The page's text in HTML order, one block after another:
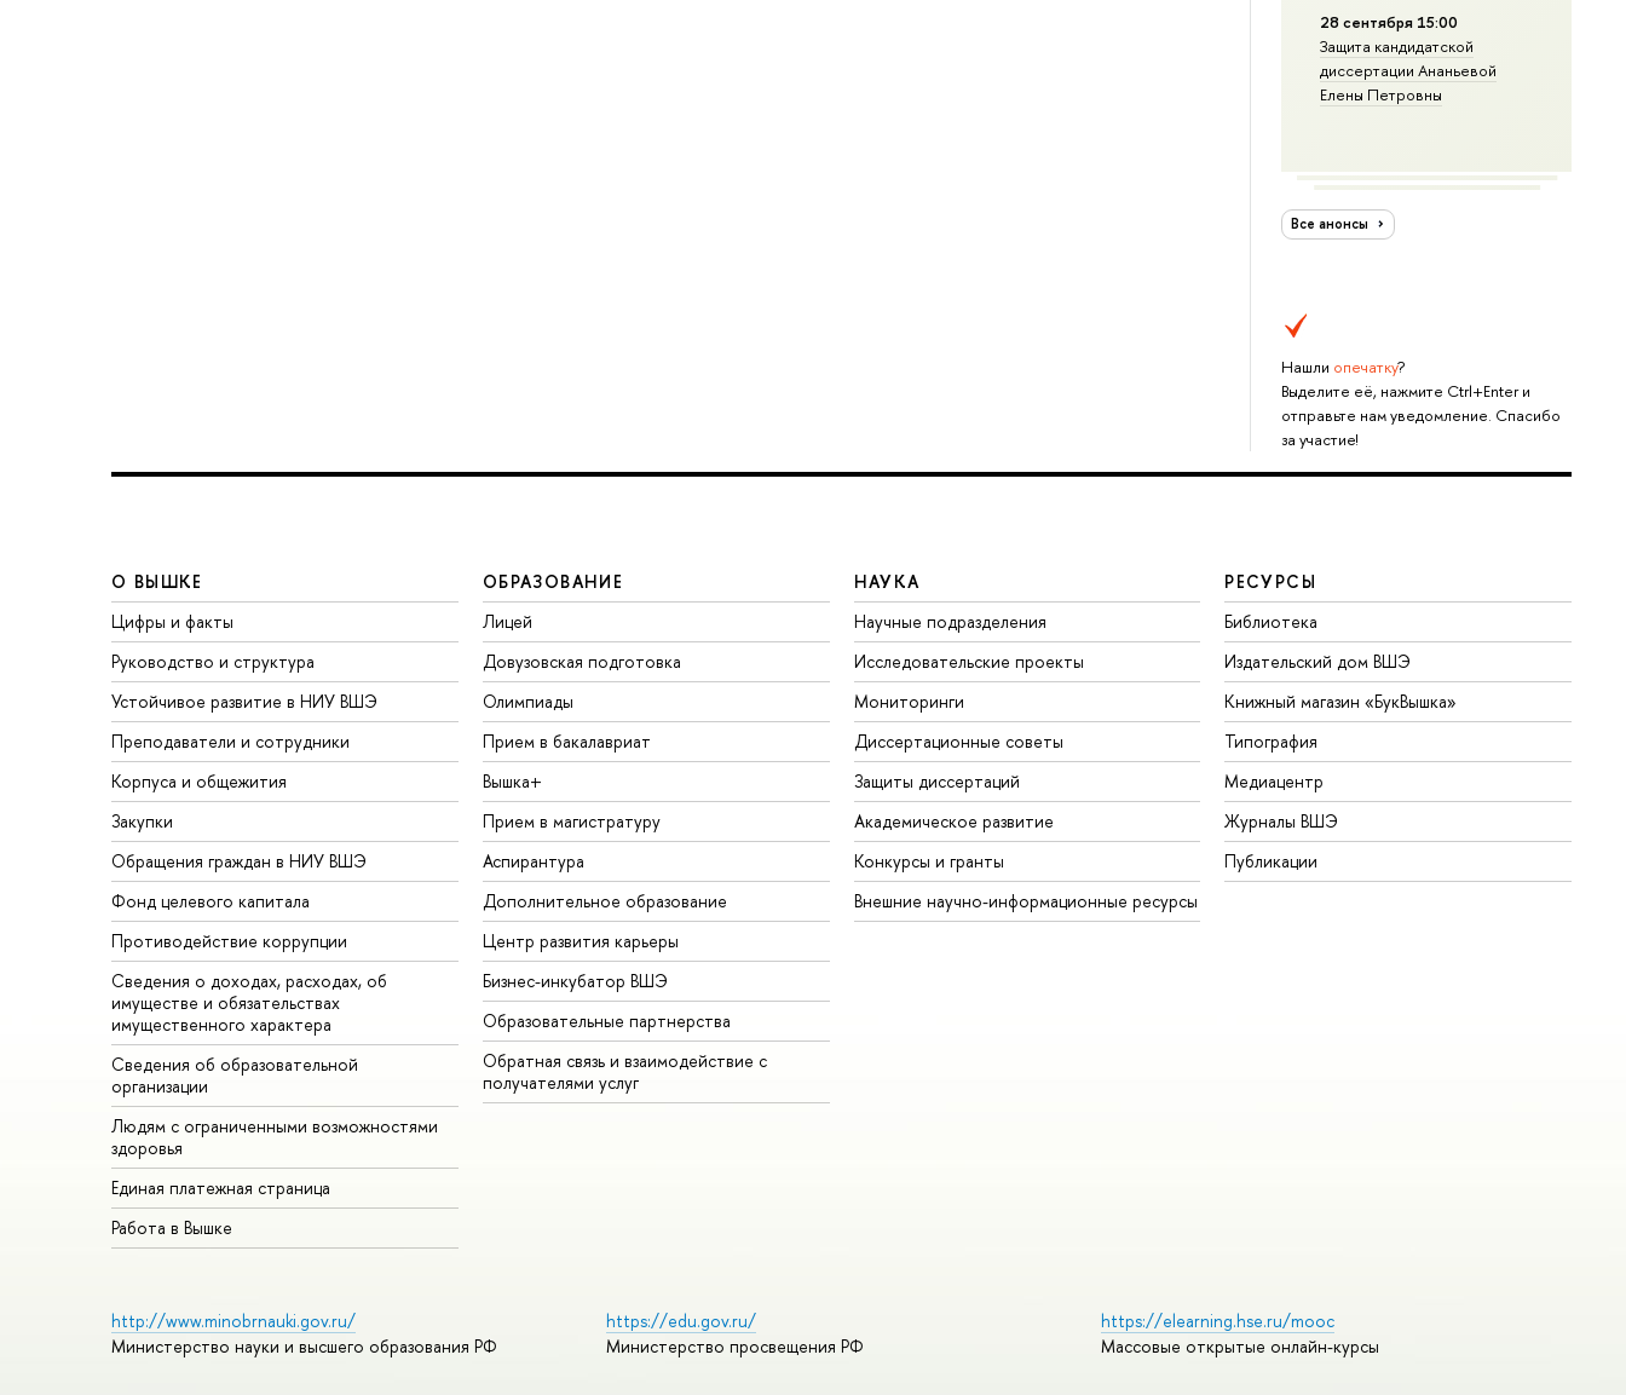
28 сентября 15:00
Защита кандидатской
диссертации Ананьевой
Елены Петровны
Все анонсы
Нашли опечатку?
Выделите её, нажмите Ctrl+Enter и
отправьте нам уведомление. Спасибо
за участие!
О ВЫШКЕ
Цифры и факты
Руководство и структура
Устойчивое развитие в НИУ ВШЭ
Преподаватели и сотрудники
Корпуса и общежития
Закупки
Обращения граждан в НИУ ВШЭ
Фонд целевого капитала
Противодействие коррупции
Сведения о доходах, расходах, об
имуществе и обязательствах
имущественного характера
Сведения об образовательной
организации
Людям с ограниченными возможностями
здоровья
Единая платежная страница
Работа в Вышке
ОБРАЗОВАНИЕ
Лицей
Довузовская подготовка
Олимпиады
Прием в бакалавриат
Вышка+
Прием в магистратуру
Аспирантура
Дополнительное образование
Центр развития карьеры
Бизнес-инкубатор ВШЭ
Образовательные партнерства
Обратная связь и взаимодействие с
получателями услуг
НАУКА
Научные подразделения
Исследовательские проекты
Мониторинги
Диссертационные советы
Защиты диссертаций
Академическое развитие
Конкурсы и гранты
Внешние научно-информационные ресурсы
РЕСУРСЫ
Библиотека
Издательский дом ВШЭ
Книжный магазин «БукВышка»
Типография
Медиацентр
Журналы ВШЭ
Публикации
http://www.minobrnauki.gov.ru/
Министерство науки и высшего образования РФ
https://edu.gov.ru/
Министерство просвещения РФ
https://elearning.hse.ru/mooc
Массовые открытые онлайн-курсы